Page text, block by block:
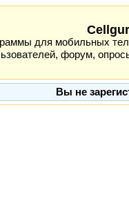
для мобильных
форум,
Вы не